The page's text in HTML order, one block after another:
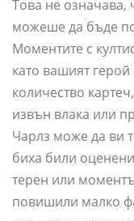
Това не
можеше да бъде
Моментите с
като вашият
количество
извън влака или
Чарлз може да ви
биха били
терен или
повишили малко